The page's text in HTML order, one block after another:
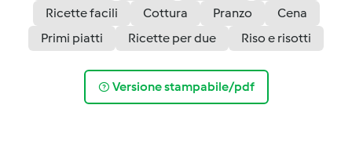
Ricette facili
Cottura Pranzo
Cena
Primi piatti
Ricette per due Riso e risotti
Versione stampabile/pdf